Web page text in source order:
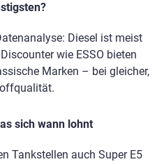
Diesel ist meist
wie ESSO bieten
Marken – bei gleicher,
sich wann lohnt
Tankstellen auch Super E5